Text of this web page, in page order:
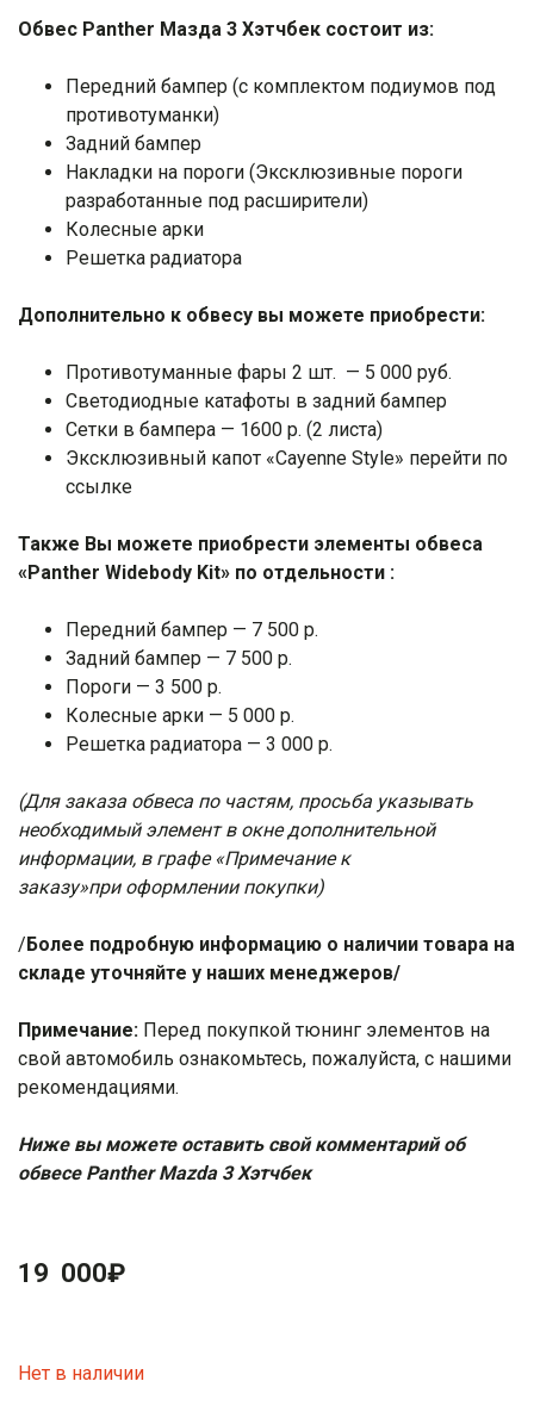
Обвес Panther Мазда 3 Хэтчбек состоит из:
Передний бампер (с комплектом подиумов под
противотуманки)
Задний бампер
Накладки на пороги (Эксклюзивные пороги
разработанные под расширители)
Колесные арки
Решетка радиатора
Дополнительно к обвесу вы можете приобрести:
Противотуманные фары 2 шт. — 5 000 руб.
Светодиодные катафоты в задний бампер
Сетки в бампера — 1600 р. (2 листа)
Эксклюзивный капот «Cayenne Style» перейти по
ссылке
Также Вы можете приобрести элементы обвеса
«Panther Widebody Kit» по отдельности :
Передний бампер — 7 500 р.
Задний бампер — 7 500 р.
Пороги — 3 500 р.
Колесные арки — 5 000 р.
Решетка радиатора — 3 000 р.
(Для заказа обвеса по частям, просьба указывать
необходимый элемент в окне дополнительной
информации, в графе «Примечание к
заказу»при оформлении покупки)
/Более подробную информацию о наличии товара на
складе уточняйте у наших менеджеров/
Примечание: Перед покупкой тюнинг элементов на
свой автомобиль ознакомьтесь, пожалуйста, с нашими
рекомендациями.
Ниже вы можете оставить свой комментарий об
обвесе Panther Mazda 3 Хэтчбек
19 000₽
Нет в наличии